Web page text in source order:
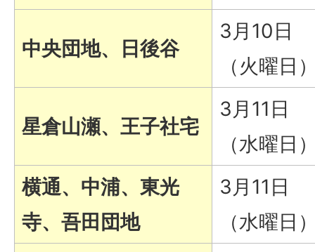
中央団地、日後谷
3月10日
（火曜日
星倉山瀬、王子社宅
3月11日
（水曜日
横通、中浦、東光
寺、吾田団地
3月11日
（水曜日